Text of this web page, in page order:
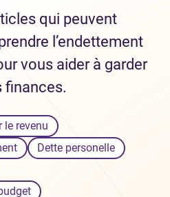
qui peuvent
l’endettement
vous aider à garder
finances.
le revenu
Dette personelle